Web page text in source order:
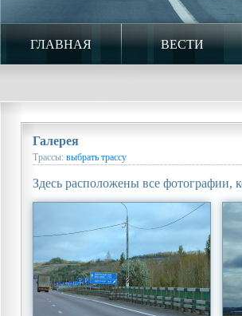
ГЛАВНАЯ ВЕСТИ
Галерея
Трассы: выбрать трассу
Здесь расположены все фотографии,